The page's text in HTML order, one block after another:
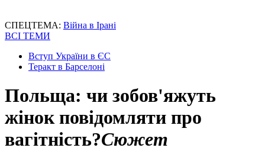
СПЕЦТЕМА: Війна в Ірані
ВСІ ТЕМИ
Вступ України в ЄС
Теракт в Барселоні
Польща: чи зобов'яжуть
жінок повідомляти про
вагітність?Сюжет